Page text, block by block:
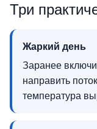
Три
Жаркий день
Заранее
направить
температура